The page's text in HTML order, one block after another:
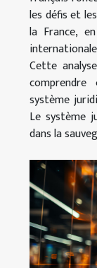
les défis et
la France,
Cette
système
Le système
dans la